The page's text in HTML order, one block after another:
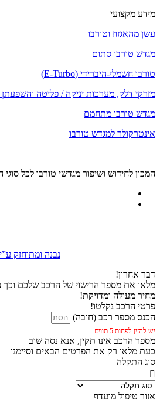
מידע מקצועי
עשן מהאגזוז וטורבו
מגדש טורבו סתום
טורבו חשמלי-היברידי (E-Turbo)
מזרקי דלק, מערכות יניקה / פליטה
מגדש טורבו מתחמם
אינטרקולר למגדש טורבו
המכון לחידוש ושיפור מגדשי טורבו לכל סוגי
נבנה ומתוחזק ע”י
דבר אחרון!
מלאו את מספר הרישוי של הרכב שלכם וכך
מחיר מעולה ומדויקת!
פרטי הרכב נקלטו!
הכנס מספר רכב (חובה)
יש להזין לפחות 5 תווים.
מספר הרכב אינו תקין, אנא נסה שוב
כעת מלאו רק את הפרטים הבאים וסיימנו
סוג התקלה
אזור טיפול מועדף